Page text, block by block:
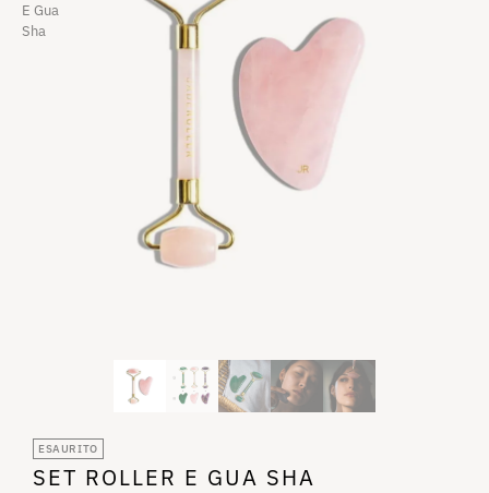
E Gua
Sha
ESAURITO
SET ROLLER E GUA SHA